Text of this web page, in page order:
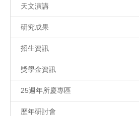
天文演講
研究成果
招生資訊
獎學金資訊
25週年所慶專區
歷年研討會